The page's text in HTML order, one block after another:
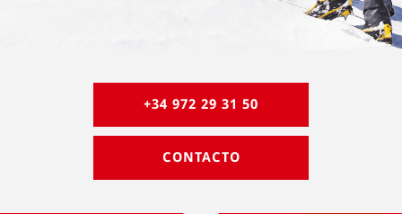
+34 972 29 31 50
CONTACTO